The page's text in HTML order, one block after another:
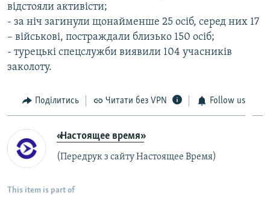
відстояли активісти;
- за ніч загинули щонайменше 25 осіб, серед них 17
– військові, постраждали близько 150 осіб;
- турецькі спецслужби виявили 104 учасників
заколоту.
Поділитись Читати без VPN Follow us
«Настоящее время»
(Передрук з сайту Настоящее Время)
This item is part of